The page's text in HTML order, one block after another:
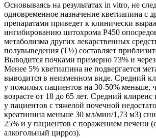
Основываясь на результатах in vitro, не
одновременное назначение кветиапина с
препаратами приведет к клинически
ингибированию цитохрома Р450
метаболизма других лекарственных
полувыведения (T½) составляет
Выводится почками примерно 73% и
Менее 5% кветиапина не подвергается
выводится в неизменном виде. Средний
у пожилых пациентов на 30-50% меньше,
возрасте от 18 до 65 лет. Средний
у пациентов с тяжелой почечной
креатинина меньше 30 мл/мин/1,73 м3)
25% и у пациентов с поражением печени
алкогольный цирроз).